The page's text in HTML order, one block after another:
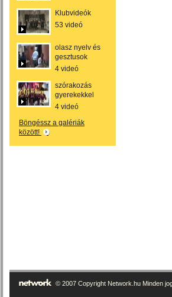
Klubvideók
53 videó
olasz nyelv és
gesztusok
4 videó
szórakozás
gyerekekkel
4 videó
Böngéssz a galériák
között!
© 2007 Copyright Network.hu Minden